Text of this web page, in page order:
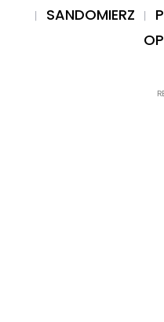
SANDOMIERZ